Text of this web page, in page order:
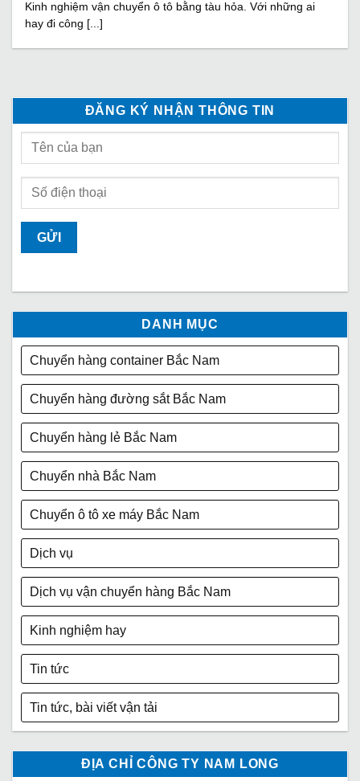
Kinh nghiệm vận chuyển ô tô bằng tàu hỏa. Với những ai
hay đi công [...]
ĐĂNG KÝ NHẬN THÔNG TIN
DANH MỤC
Chuyển hàng container Bắc Nam
Chuyển hàng đường sắt Bắc Nam
Chuyển hàng lẻ Bắc Nam
Chuyển nhà Bắc Nam
Chuyển ô tô xe máy Bắc Nam
Dịch vụ
Dịch vụ vận chuyển hàng Bắc Nam
Kinh nghiệm hay
Tin tức
Tin tức, bài viết vận tải
ĐỊA CHỈ CÔNG TY NAM LONG